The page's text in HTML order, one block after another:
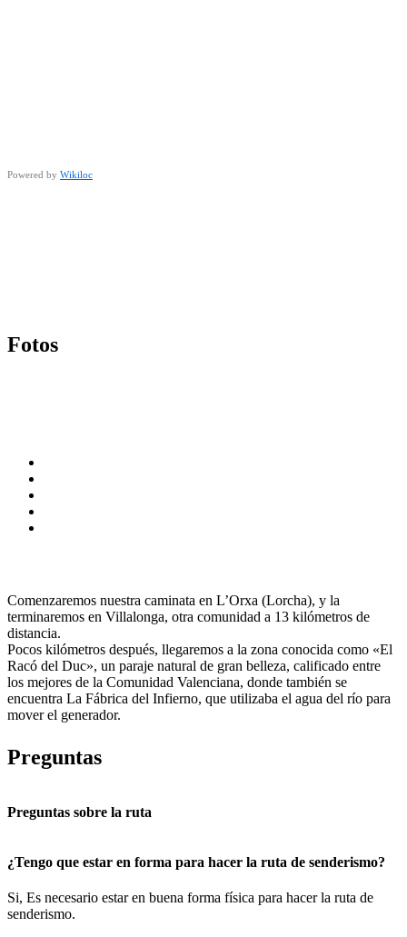
Powered by Wikiloc
Fotos
Comenzaremos nuestra caminata en L’Orxa (Lorcha), y la
terminaremos en Villalonga, otra comunidad a 13 kilómetros de
distancia.
Pocos kilómetros después, llegaremos a la zona conocida como «El
Racó del Duc», un paraje natural de gran belleza, calificado entre
los mejores de la Comunidad Valenciana, donde también se
encuentra La Fábrica del Infierno, que utilizaba el agua del río para
mover el generador.
Preguntas
Preguntas sobre la ruta
¿Tengo que estar en forma para hacer la ruta de senderismo?
Si, Es necesario estar en buena forma física para hacer la ruta de
senderismo.